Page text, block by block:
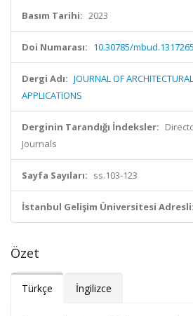
Basım Tarihi: 2023
Doi Numarası: 10.30785/mbud.1317265
Dergi Adı: JOURNAL OF
APPLICATIONS
Derginin Tarandığı İndeksler:
Journals
Sayfa Sayıları: ss.103-123
İstanbul Gelişim Üniversitesi Adresli:
Özet
Türkçe İngilizce